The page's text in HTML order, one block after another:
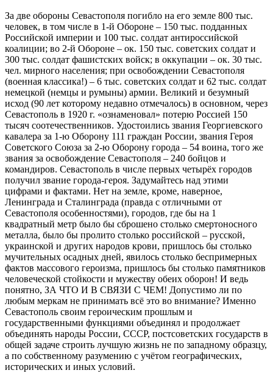
За две обороны Севастополя погибло на его земле 800 тыс.
человек, в том числе в 1-й Обороне – 150 тыс. подданных
Российской империи и 100 тыс. солдат антироссийской
коалиции; во 2-й Обороне – ок. 150 тыс. советских солдат и
300 тыс. солдат фашистских войск; в оккупации – ок. 30 тыс.
чел. мирного населения; при освобождении Севастополя
(военная классика!) – 6 тыс. советских солдат и 62 тыс. солдат
немецкой (немцы и румыны) армии. Великий и безумный
исход (90 лет которому недавно отмечалось) в основном, через
Севастополь в 1920 г. «ознаменовал» потерю Россией 150
тысяч соотечественников. Удостоились звания Георгиевского
кавалера за 1-ю Оборону 111 граждан России, звания Героя
Советского Союза за 2-ю Оборону города – 54 воина, того же
звания за освобождение Севастополя – 240 бойцов и
командиров. Севастополь в числе первых четырёх городов
получил звание города-героя. Задумайтесь над этими
цифрами и фактами. Нет на земле, кроме, наверное,
Ленинграда и Сталинграда (правда с отличными от
Севастополя особенностями), городов, где бы на 1
квадратный метр было бы сброшено столько смертоносного
металла, было бы пролито столько российской – русской,
украинской и других народов крови, пришлось бы столько
мучительных осадных дней, явилось столько беспримерных
фактов массового героизма, пришлось бы столько памятников
человеческой стойкости и мужеству обеих оборон! И ведь
понятно, ЗА ЧТО И В СВЯЗИ С ЧЕМ! Допустимо ли по
любым меркам не принимать всё это во внимание? Именно
Севастополь своим героическим прошлым и
государственными функциями объединял и продолжает
объединять народы России, СССР, постсоветских государств в
общей задаче строить лучшую жизнь не по западному образцу,
а по собственному разумению с учётом географических,
исторических и иных условий.